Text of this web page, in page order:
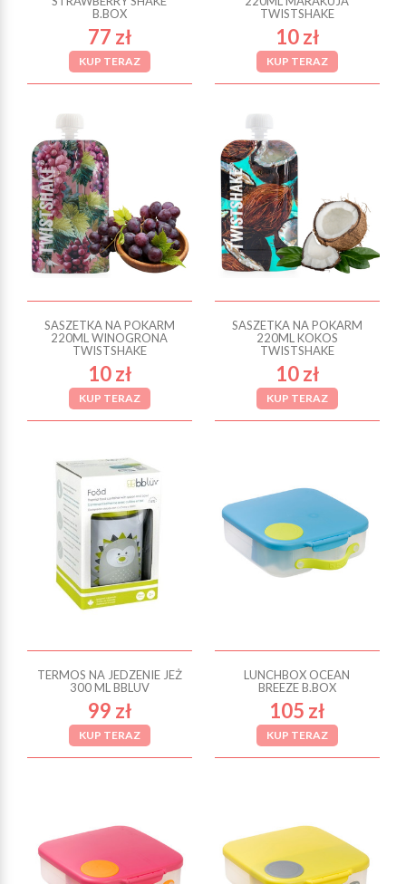
B.BOX
77 zł
KUP TERAZ
TWISTSHAKE
10 zł
KUP TERAZ
SASZETKA NA POKARM
220ML WINOGRONA
TWISTSHAKE
10 zł
KUP TERAZ
SASZETKA NA POKARM
220ML KOKOS
TWISTSHAKE
10 zł
KUP TERAZ
TERMOS NA JEDZENIE JEŻ
300 ML BBLUV
99 zł
KUP TERAZ
LUNCHBOX OCEAN
BREEZE B.BOX
105 zł
KUP TERAZ